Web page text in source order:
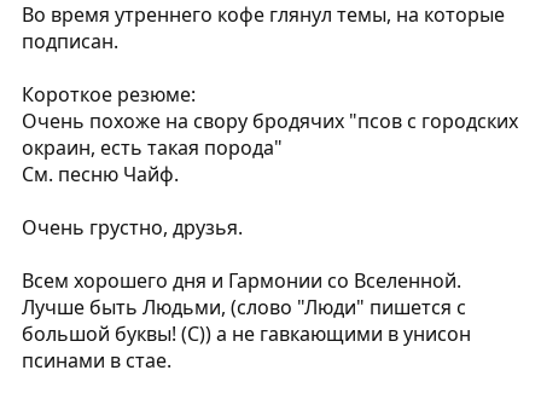
Во время утреннего кофе глянул темы, на которые
подписан.
Короткое резюме:
Очень похоже на свору бродячих "псов с городских
окраин, есть такая порода"
См. песню Чайф.
Очень грустно, друзья.
Всем хорошего дня и Гармонии со Вселенной.
Лучше быть Людьми, (слово "Люди" пишется с
большой буквы! (С)) а не гавкающими в унисон
псинами в стае.